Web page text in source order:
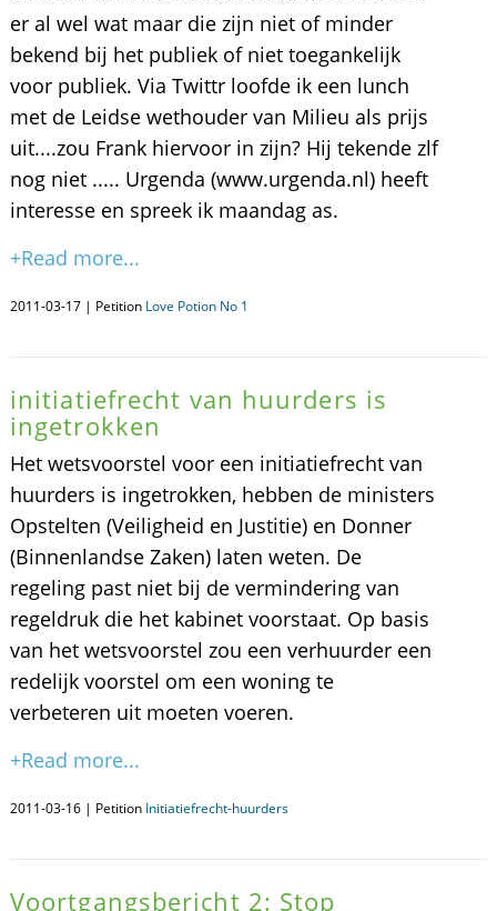
er al wel wat maar die zijn niet of minder
bekend bij het publiek of niet toegankelijk
voor publiek. Via Twittr loofde ik een lunch
met de Leidse wethouder van Milieu als prijs
uit....zou Frank hiervoor in zijn? Hij tekende zlf
nog niet ..... Urgenda (www.urgenda.nl) heeft
interesse en spreek ik maandag as.
+Read more...
2011-03-17 | Petition Love Potion No 1
initiatiefrecht van huurders is
ingetrokken
Het wetsvoorstel voor een initiatiefrecht van
huurders is ingetrokken, hebben de ministers
Opstelten (Veiligheid en Justitie) en Donner
(Binnenlandse Zaken) laten weten. De
regeling past niet bij de vermindering van
regeldruk die het kabinet voorstaat. Op basis
van het wetsvoorstel zou een verhuurder een
redelijk voorstel om een woning te
verbeteren uit moeten voeren.
+Read more...
2011-03-16 | Petition Initiatiefrecht-huurders
Voortgangsbericht 2: Stop